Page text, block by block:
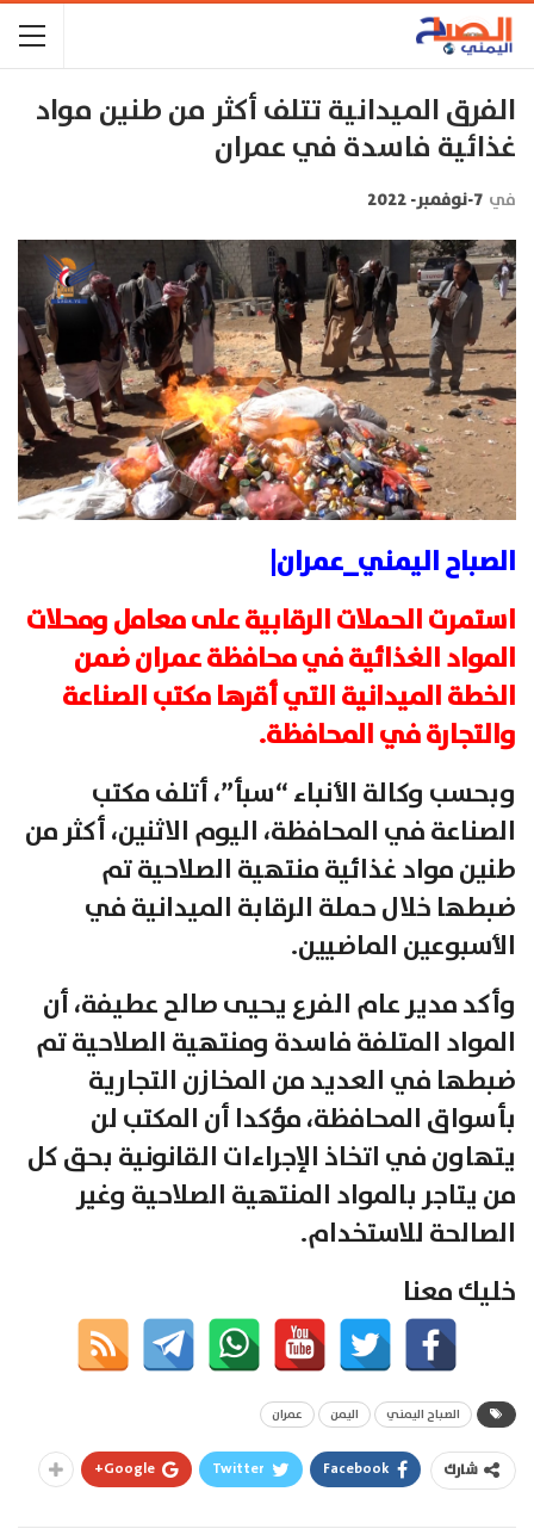
الفرق الميدانية تتلف أكثر من طنين مواد
غذائية فاسدة في عمران
في 7-نوفمبر- 2022
الصباح اليمني_عمران|
استمرت الحملات الرقابية على معامل ومحلات
المواد الغذائية في محافظة عمران ضمن
الخطة الميدانية التي أقرها مكتب الصناعة
والتجارة في المحافظة.
وبحسب وكالة الأنباء “سبأ”، أتلف مكتب
الصناعة في المحافظة، اليوم الاثنين، أكثر من
طنين مواد غذائية منتهية الصلاحية تم
ضبطها خلال حملة الرقابة الميدانية في
الأسبوعين الماضيين.
وأكد مدير عام الفرع يحيى صالح عطيفة، أن
المواد المتلفة فاسدة ومنتهية الصلاحية تم
ضبطها في العديد من المخازن التجارية
بأسواق المحافظة، مؤكدا أن المكتب لن
يتهاون في اتخاذ الإجراءات القانونية بحق كل
من يتاجر بالمواد المنتهية الصلاحية وغير
الصالحة للاستخدام.
خليك معنا
الصباح اليمني اليمن عمران
شارك Facebook
Twitter
Google+